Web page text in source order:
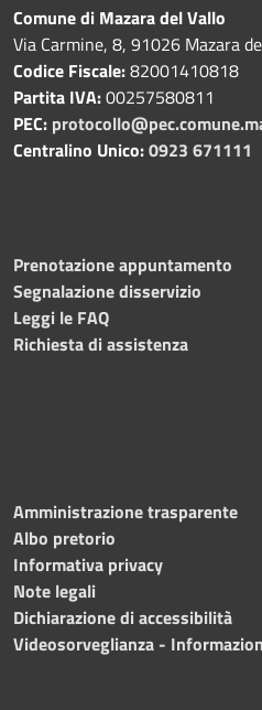
Comune di Mazara del Vallo
Via Carmine, 8, 91026 Mazara
Codice Fiscale:82001410818
Partita IVA:00257580811
PEC:
Centralino Unico:0923 671111
Prenotazione appuntamento
Segnalazione disservizio
Leggi le FAQ
Richiesta di assistenza
Amministrazione trasparente
Albo pretorio
Informativa privacy
Note legali
Dichiarazione di accessibilità
Videosorveglianza -